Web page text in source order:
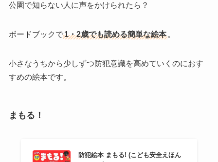
公園で知らない人に声をかけられたら？
ボードブックで1・2歳でも読める簡単な絵本。
小さなうちから少しずつ防犯意識を高めていくのにおす
すめの絵本です。
まもる！
防犯絵本 まもる! (こども安全えほん